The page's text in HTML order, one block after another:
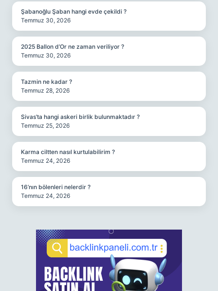
Şabanoğlu Şaban hangi evde çekildi ?
Temmuz 30, 2026
2025 Ballon d’Or ne zaman veriliyor ?
Temmuz 30, 2026
Tazmin ne kadar ?
Temmuz 28, 2026
Sivas’ta hangi askeri birlik bulunmaktadır ?
Temmuz 25, 2026
Karma ciltten nasıl kurtulabilirim ?
Temmuz 24, 2026
16’nın bölenleri nelerdir ?
Temmuz 24, 2026